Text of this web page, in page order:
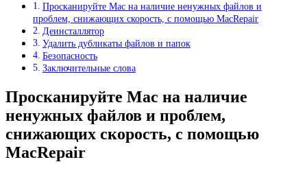
Просканируйте Mac на наличие ненужных файлов и
проблем, снижающих скорость, с помощью MacRepair
Деинсталлятор
Удалить дубликаты файлов и папок
Безопасность
Заключительные слова
Просканируйте Mac на наличие
ненужных файлов и проблем,
снижающих скорость, с помощью
MacRepair